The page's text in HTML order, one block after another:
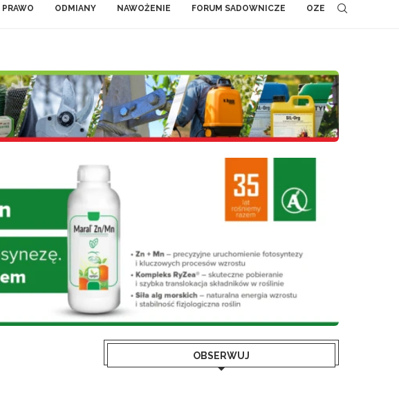
PRAWO ODMIANY NAWOŻENIE FORUM SADOWNICZE OZE
OBSERWUJ